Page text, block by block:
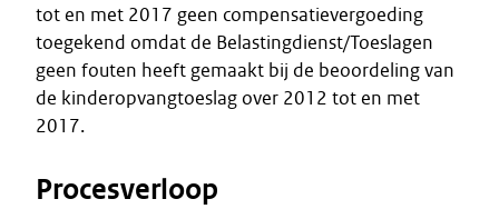
tot en met 2017 geen compensatievergoeding
toegekend omdat de Belastingdienst/Toeslagen
geen fouten heeft gemaakt bij de beoordeling van
de kinderopvangtoeslag over 2012 tot en met
2017.
Procesverloop